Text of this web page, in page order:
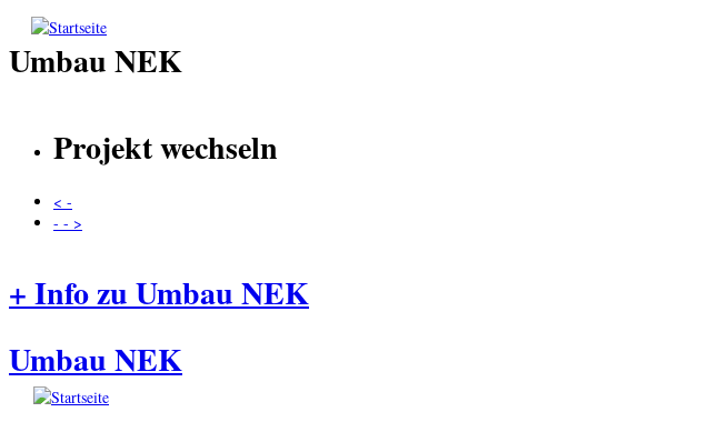
Direkt zum Inhalt
Umbau NEK
Projekt wechseln
< -
- - >
+ Info zu Umbau NEK
Umbau NEK